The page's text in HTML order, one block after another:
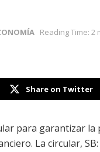
Reading Time: 2
Share on Twitter
para garantizar
La circular, SB: